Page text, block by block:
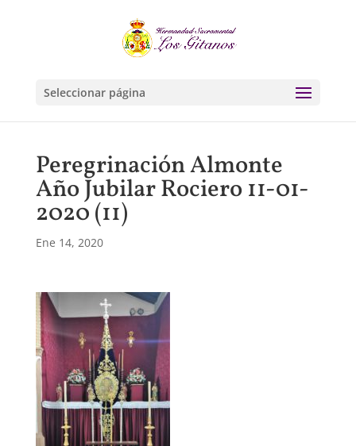
Seleccionar página
Peregrinación Almonte
Año Jubilar Rociero 11-01-
2020 (11)
Ene 14, 2020